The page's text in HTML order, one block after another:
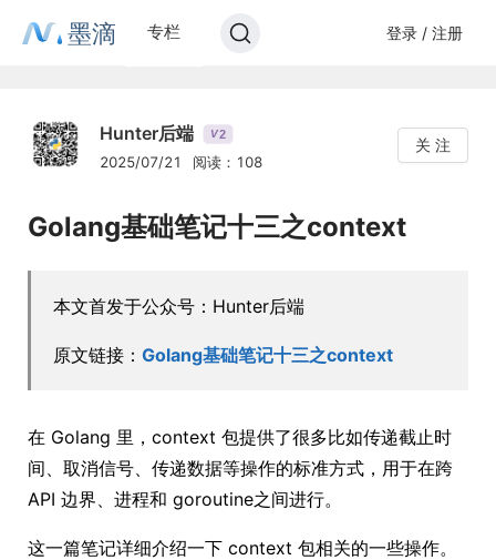
墨滴 专栏 登录 / 注册
Hunter后端 V2
2025/07/21 阅读：108
关 注
Golang基础笔记十三之context
本文首发于公众号：Hunter后端
原文链接： Golang基础笔记十三之context
在 Golang 里，context 包提供了很多比如传递截止时
间、取消信号、传递数据等操作的标准方式，用于在跨
API 边界、进程和 goroutine之间进行。
这一篇笔记详细介绍一下 context 包相关的一些操作。